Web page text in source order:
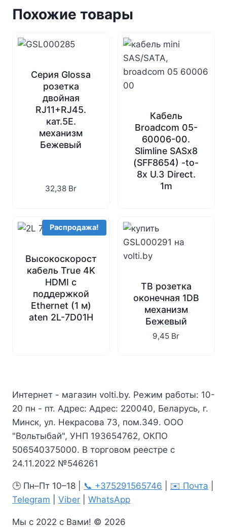
Похожие товары
Серия Glossa
розетка
двойная
RJ11+RJ45.
кат.5E.
механизм
Бежевый
32,38 Br
Кабель
Broadcom 05-
60006-00.
Slimline SASx8
(SFF8654) -to-
8x U.3 Direct.
1m
Распродажа!
Высокоскоростной
кабель True 4K
HDMI с
поддержкой
Ethernet (1 м)
aten 2L-7D01H
ТВ розетка
оконечная 1DB
механизм
Бежевый
9,45 Br
Интернет - магазин volti.by. Режим работы: 10-
20 пн - пт. Адрес: Адрес: 220040, Беларусь, г.
Минск, ул. Некрасова 73, пом.349. ООО
"Вольтыбай", УНП 193654762, ОКПО
506540375000. В торговом реестре с
24.11.2022 №546261
🕒 Пн–Пт 10–18 | 📞 +375291565746 ✉️ Почта
Telegram
Viber WhatsApp
Мы с 2022 с Вами! © 2026